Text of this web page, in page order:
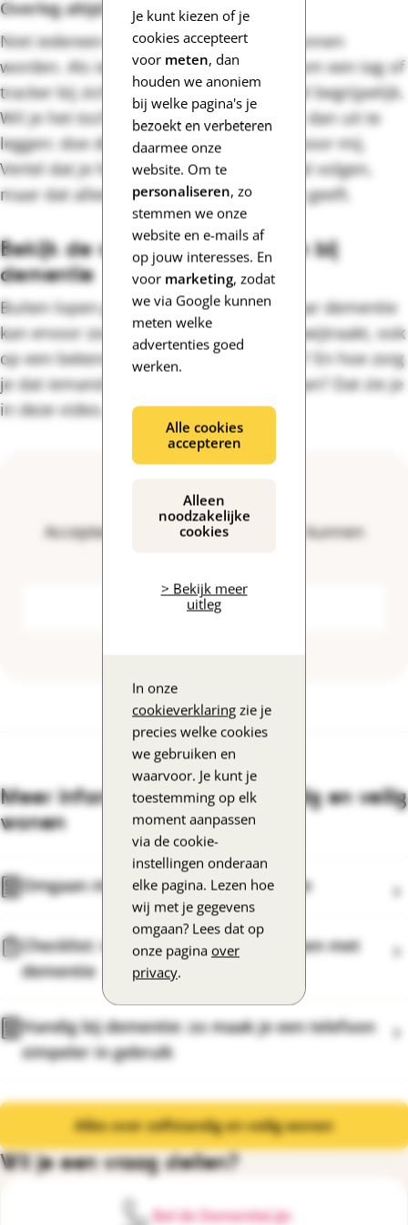
Je kunt kiezen of je
cookies accepteert
voor meten, dan
houden we anoniem
bij welke pagina's je
bezoekt en verbeteren
daarmee onze
website. Om te
personaliseren, zo
stemmen we onze
website en e-mails af
op jouw interesses. En
voor marketing, zodat
we via Google kunnen
meten welke
advertenties goed
werken.
Alle cookies
accepteren
Alleen
noodzakelijke
cookies
> Bekijk meer
uitleg
In onze
cookieverklaring zie je
precies welke cookies
we gebruiken en
waarvoor. Je kunt je
toestemming op elk
moment aanpassen
via de cookie-
instellingen onderaan
elke pagina. Lezen hoe
wij met je gegevens
omgaan? Lees dat op
onze pagina over
privacy.
Overleg altijd met elkaar
Niet iedereen wil altijd maar gevolgd kunnen
worden. Als iemand het niet ziet zitten om een tag of
tracker bij zich te dragen, dan is dat heel begrijpelijk.
Wil je het toch graag? Probeer de ander dan uit te
leggen: doe dit niet voor jezelf, doe dit voor mij.
Vertel dat je hem of haar niet continu zal volgen,
maar dat alleen al het idee jou veel rust geeft.
Bekijk de video over verdwalen bij
dementie
Buiten lopen geeft een goed gevoel. Maar dementie
kan ervoor zorgen dat iemand de weg kwijtraakt, ook
op een bekende route. Wat kun je doen? En hoe zorg
je dat iemand toch zelfstandig op pad kan? Dat zie je
in deze video.
Accepteer cookies om de video te kunnen
Accepteer cookies
Meer informatie over zelfstandig en veilig
wonen
Omgaan met verdwalen bij dementie
Checklist: veilig en prettig thuis wonen met
dementie
Handig bij dementie: zo maak je een telefoon
simpeler in gebruik
Alles over zelfstandig en veilig wonen
Wil je een vraag stellen?
Bel de DementieLijn